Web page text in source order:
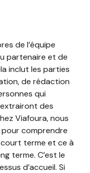
de l’équipe
partenaire et de
inclut les parties
de rédaction
qui
des
Viafoura, nous
comprendre
terme et ce à
terme. C’est le
d’accueil. Si